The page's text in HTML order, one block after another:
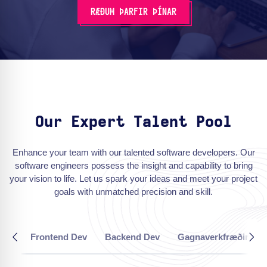
RÆÐUM ÞARFIR ÞÍNAR
Our Expert Talent Pool
Enhance your team with our talented software developers. Our
software engineers possess the insight and capability to bring
your vision to life. Let us spark your ideas and meet your project
goals with unmatched precision and skill.
Frontend Dev Backend Dev Gagnaverkfræðingar